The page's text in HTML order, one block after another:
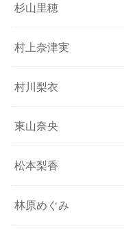
杉山里穂
村上奈津実
村川梨衣
東山奈央
松本梨香
林原めぐみ